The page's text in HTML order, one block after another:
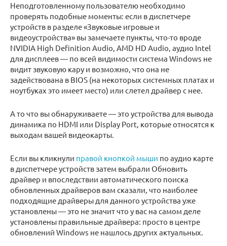
Неподготовленному пользователю необходимо
проверять подобные моменты: если в диспетчере
устройств в разделе «Звуковые игровые и
видеоустройства» вы замечаете пункты, что-то вроде
NVIDIA High Definition Audio, AMD HD Audio, аудио Intel
для дисплеев — по всей видимости система Windows не
видит звуковую кару и возможно, что она не
задействована в BIOS (на некоторых системных платах и
ноутбуках это имеет место) или слетел драйвер с нее.
А то что вы обнаруживаете — это устройства для вывода
динамика по HDMI или Display Port, которые относятся к
выходам вашей видеокарты.
Если вы кликнули правой кнопкой мыши по аудио карте
в диспетчере устройств затем выбрали Обновить
драйвер и впоследствии автоматического поиска
обновленных драйверов вам сказали, что наиболее
подходящие драйверы для данного устройства уже
установлены — это не значит что у вас на самом деле
установлены правильные драйвера: просто в центре
обновлений Windows не нашлось других актуальных.